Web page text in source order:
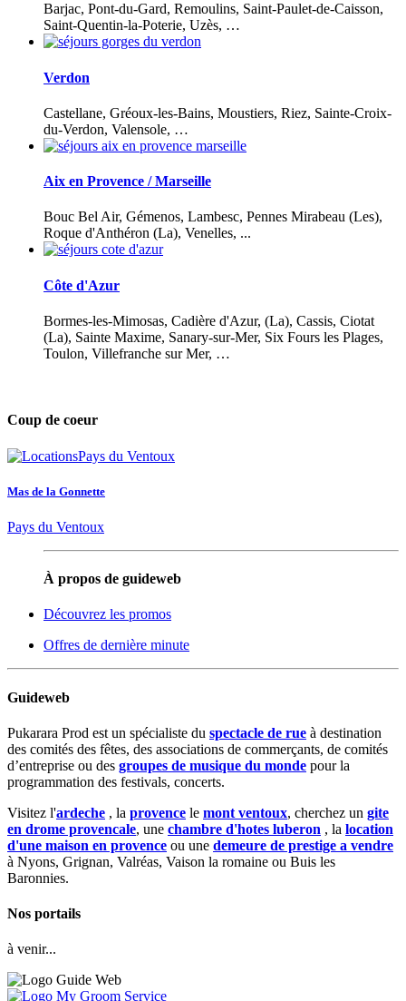
Barjac, Pont-du-Gard, Remoulins, Saint-Paulet-de-Caisson,
Saint-Quentin-la-Poterie, Uzès, …
Verdon
Castellane, Gréoux-les-Bains, Moustiers, Riez, Sainte-Croix-
du-Verdon, Valensole, …
Aix en Provence / Marseille
Bouc Bel Air, Gémenos, Lambesc, Pennes Mirabeau (Les),
Roque d'Anthéron (La), Venelles, ...
Côte d'Azur
Bormes-les-Mimosas, Cadière d'Azur, (La), Cassis, Ciotat
(La), Sainte Maxime, Sanary-sur-Mer, Six Fours les Plages,
Toulon, Villefranche sur Mer, …
Coup de coeur
Mas de la Gonnette
Pays du Ventoux
À propos de guideweb
Découvrez les promos
Offres de dernière minute
Guideweb
Pukarara Prod est un spécialiste du spectacle de rue à destination
des comités des fêtes, des associations de commerçants, de comités
d’entreprise ou des groupes de musique du monde pour la
programmation des festivals, concerts.
Visitez l'ardeche , la provence le mont ventoux, cherchez un gite
en drome provencale, une chambre d'hotes luberon , la location
d'une maison en provence ou une demeure de prestige a vendre
à Nyons, Grignan, Valréas, Vaison la romaine ou Buis les
Baronnies.
Nos portails
à venir...